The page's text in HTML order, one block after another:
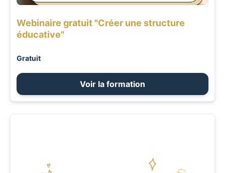
Webinaire gratuit "Créer une structure
éducative"
Gratuit
Voir la formation